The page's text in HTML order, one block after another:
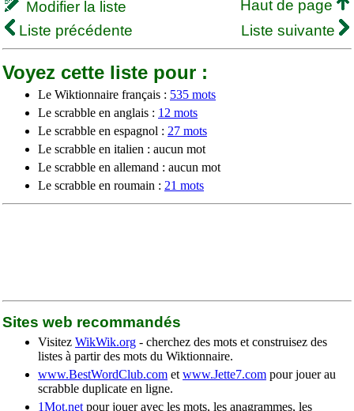
Modifier la liste
Haut de page
Liste précédente
Liste suivante
Voyez cette liste pour :
Le Wiktionnaire français : 535 mots
Le scrabble en anglais : 12 mots
Le scrabble en espagnol : 27 mots
Le scrabble en italien : aucun mot
Le scrabble en allemand : aucun mot
Le scrabble en roumain : 21 mots
Sites web recommandés
Visitez WikWik.org - cherchez des mots et construisez des
listes à partir des mots du Wiktionnaire.
www.BestWordClub.com et www.Jette7.com pour jouer au
scrabble duplicate en ligne.
1Mot.net pour jouer avec les mots, les anagrammes, les